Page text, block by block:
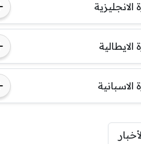
الانجليزية
الايطالية
الاسبانية